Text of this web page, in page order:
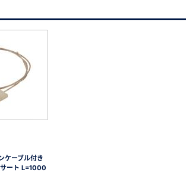
ケーブル付き
ート L=1000